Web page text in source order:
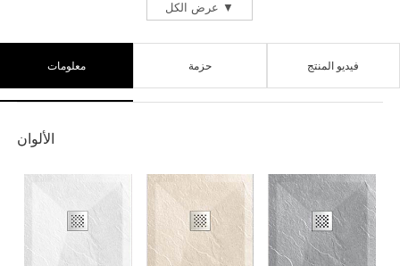
عرض الكل ▼
معلومات حزمة فيديو المنتج
الألوان